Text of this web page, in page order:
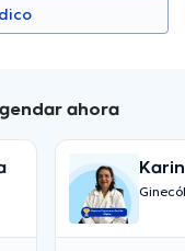
ahora